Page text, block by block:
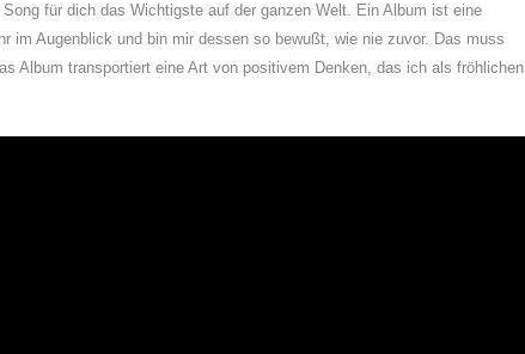
für dich das Wichtigste auf der ganzen Welt. Ein Album ist eine
im Augenblick und bin mir dessen so bewußt, wie nie zuvor. Das muss
Album transportiert eine Art von positivem Denken, das ich als fröhlichen